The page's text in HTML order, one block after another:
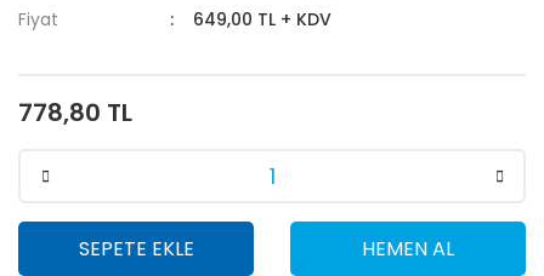
Fiyat
649,00 TL + KDV
778,80 TL
SEPETE EKLE HEMEN AL